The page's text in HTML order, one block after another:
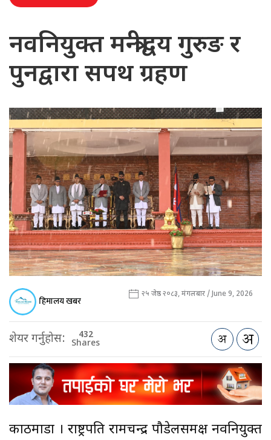
नवनियुक्त मन्त्रीद्वय गुरुङ र
पुनद्वारा सपथ ग्रहण
हिमालय खबर २५ जेष्ठ २०८३, मंगलबार / June 9, 2026
शेयर गर्नुहोस: 432
Shares
काठमाडौँ । राष्ट्रपति रामचन्द्र पौडेलसमक्ष नवनियुक्त